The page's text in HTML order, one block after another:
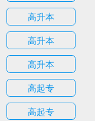
高升本
高升本
高升本
高起专
高起专